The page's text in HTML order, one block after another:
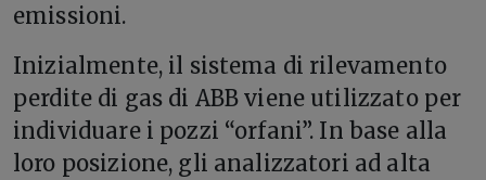
emissioni.
Inizialmente, il sistema di rilevamento
perdite di gas di ABB viene utilizzato per
individuare i pozzi “orfani”. In base alla
loro posizione, gli analizzatori ad alta